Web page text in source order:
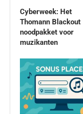
Cyberweek: Het
Thomann Blackout
noodpakket voor
muzikanten